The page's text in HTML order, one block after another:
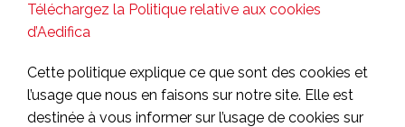
Téléchargez la Politique relative aux cookies
d’Aedifica
Cette politique explique ce que sont des cookies et
l’usage que nous en faisons sur notre site. Elle est
destinée à vous informer sur l’usage de cookies sur